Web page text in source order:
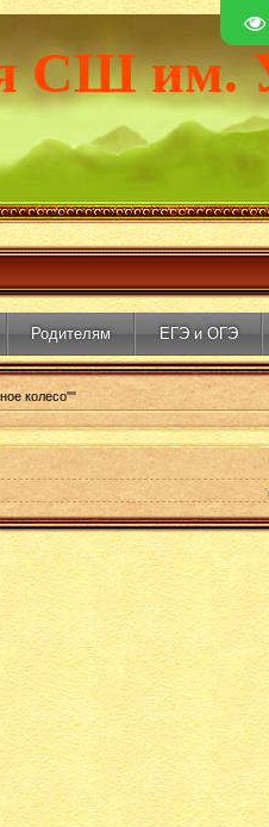
СШ им.
Родителям ЕГЭ и ОГЭ
колесо""